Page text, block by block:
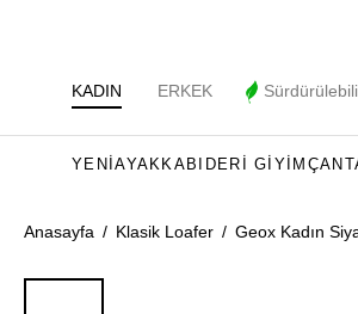
KADIN ERKEK
YENIAYAKKABI DERI GIYIM
Anasayfa / Klasik Loafer / Geox Kadın